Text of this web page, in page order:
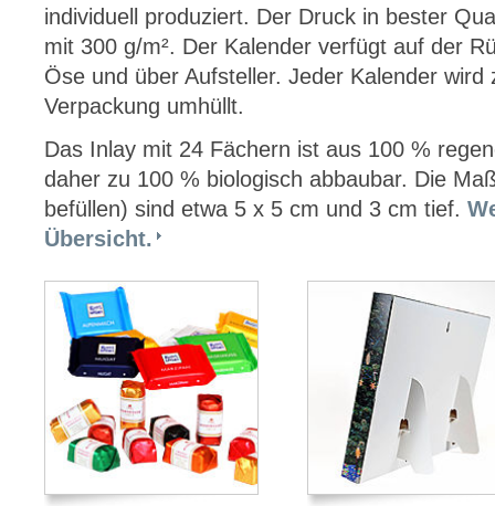
individuell produziert. Der Druck in bester
mit 300 g/m². Der Kalender verfügt auf der
Öse und über Aufsteller. Jeder Kalender
Verpackung umhüllt.
Das Inlay mit 24 Fächern ist aus 100 %
daher zu 100 % biologisch abbaubar. Die
befüllen) sind etwa 5 x 5 cm und 3 cm tief.
Übersicht.